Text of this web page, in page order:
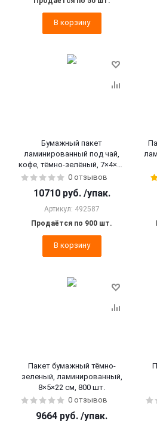
В корзину
Бумажный пакет
ламинированный под чай,
кофе, тёмно-зелёный, 7×4×21
см, 900 шт.
0 отзывов
10710 руб. /упак.
Артикул: 492587
Продаётся по 900 шт.
В корзину
Пакет бумажный тёмно-
зеленый, ламинированный,
8×5×22 см, 800 шт.
0 отзывов
9664 руб. /упак.